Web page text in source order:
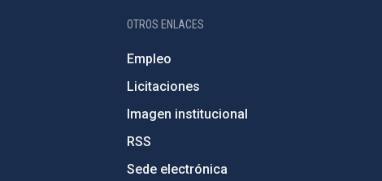
OTROS ENLACES
Empleo
Licitaciones
Imagen institucional
RSS
Sede electrónica